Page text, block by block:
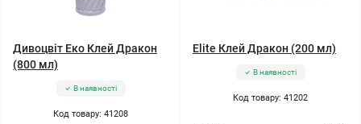
Дивоцвіт Еко Клей Дракон
(800 мл)
В наявності
Код товару: 41208
Elite Клей Дракон (200 мл)
В наявності
Код товару: 41202